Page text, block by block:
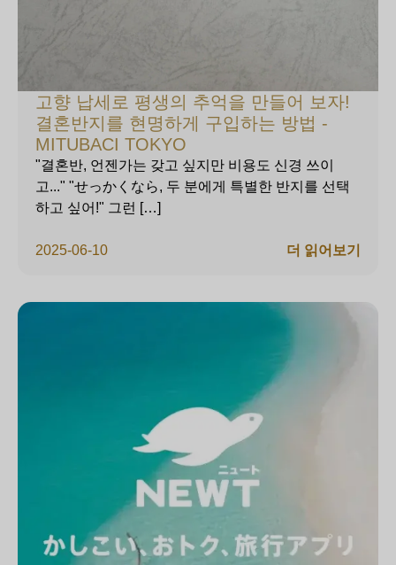
고향 납세로 평생의 추억을 만들어 보자!
결혼반지를 현명하게 구입하는 방법 -
MITUBACI TOKYO
2025-06-10
"결혼반, 언젠가는 갖고 싶지만 비용도 신경 쓰이
고..." "せっかくなら, 두 분에게 특별한 반지를 선택
하고 싶어!" 그런 […]
더 읽어보기